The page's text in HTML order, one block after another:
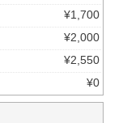
¥1,700
¥2,000
¥2,550
¥0